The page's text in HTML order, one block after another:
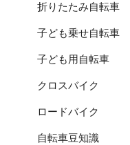
折りたたみ自転車
子ども乗せ自転車
子ども用自転車
クロスバイク
ロードバイク
自転車豆知識